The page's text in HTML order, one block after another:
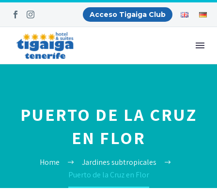
Acceso Tigaiga Club
PUERTO DE LA CRUZ
EN FLOR
Home
Jardines subtropicales
Puerto de la Cruz en Flor